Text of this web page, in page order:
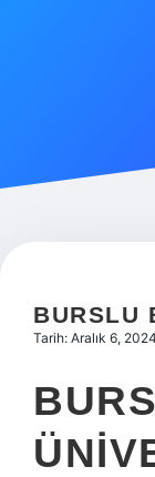
Hakkımızda
BURSLU
Tarih: Aralık 6, 2024